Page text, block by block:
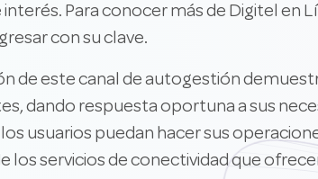
Para conocer más de Digitel en
con su clave.
de este canal de autogestión
dando respuesta oportuna a sus
usuarios puedan hacer sus
los servicios de conectividad que